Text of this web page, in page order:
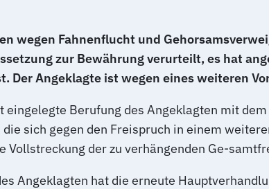
wegen Fahnenflucht und
zur Bewährung verurteilt, es hat
Der Angeklagte ist wegen eines weiteren
Berufung des Angeklagten mit
sich gegen den Freispruch in einem
der zu verhängenden Ge-
Angeklagten hat die erneute